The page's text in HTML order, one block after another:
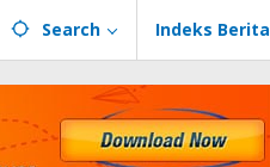
Search Indeks Berita